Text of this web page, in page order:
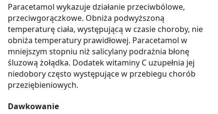
Paracetamol wykazuje działanie przeciwbólowe,
przeciwgorączkowe. Obniża podwyższoną
temperaturę ciała, występującą w czasie choroby, nie
obniża temperatury prawidłowej. Paracetamol w
mniejszym stopniu niż salicylany podrażnia błonę
śluzową żołądka. Dodatek witaminy C uzupełnia jej
niedobory często występujące w przebiegu chorób
przeziębieniowych.
Dawkowanie